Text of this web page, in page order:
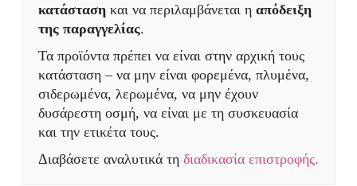
κατάστασηκαι να περιλαμβάνεται η απόδειξη
της παραγγελίας.
Τα προϊόντα πρέπει να είναι στην αρχική τους
κατάσταση – να μην είναι φορεμένα, πλυμένα,
σιδερωμένα, λερωμένα, να μην έχουν
δυσάρεστη οσμή, να είναι με τη συσκευασία
και την ετικέτα τους.
Διαβάσετε αναλυτικά τη διαδικασία επιστροφής.